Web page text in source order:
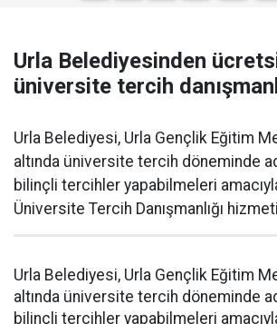
Urla Belediyesinden
üniversite tercih
Urla Belediyesi, Urla Gençlik Eğitim
altında üniversite tercih döneminde
bilinçli tercihler yapabilmeleri
Üniversite Tercih Danışmanlığı
Urla Belediyesi, Urla Gençlik Eğitim
altında üniversite tercih döneminde
bilinçli tercihler yapabilmeleri